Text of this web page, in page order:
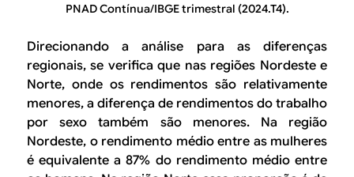
PNAD Contínua/IBGE trimestral (2024.T4).
Direcionando a análise para as diferenças
regionais, se verifica que nas regiões Nordeste e
Norte, onde os rendimentos são relativamente
menores, a diferença de rendimentos do trabalho
por sexo também são menores. Na região
Nordeste, o rendimento médio entre as mulheres
é equivalente a 87% do rendimento médio entre